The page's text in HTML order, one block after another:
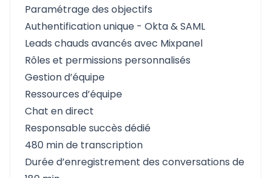
Paramétrage des objectifs
Authentification unique - Okta & SAML
Leads chauds avancés avec Mixpanel
Rôles et permissions personnalisés
Gestion d’équipe
Ressources d’équipe
Chat en direct
Responsable succès dédié
480 min de transcription
Durée d’enregistrement des conversations de